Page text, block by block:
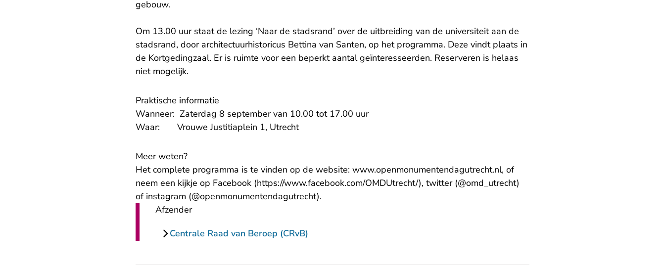
gebouw.
Om 13.00 uur staat de lezing ‘Naar de stadsrand’ over de uitbreiding van de universiteit aan de
stadsrand, door architectuurhistoricus Bettina van Santen, op het programma. Deze vindt plaats in
de Kortgedingzaal. Er is ruimte voor een beperkt aantal geïnteresseerden. Reserveren is helaas
niet mogelijk.
Praktische informatie
Wanneer: Zaterdag 8 september van 10.00 tot 17.00 uur
Waar: Vrouwe Justitiaplein 1, Utrecht
Meer weten?
Het complete programma is te vinden op de website: www.openmonumentendagutrecht.nl, of
neem een kijkje op Facebook (https://www.facebook.com/OMDUtrecht/), twitter (@omd_utrecht)
of instagram (@openmonumentendagutrecht).
Afzender
Centrale Raad van Beroep (CRvB)